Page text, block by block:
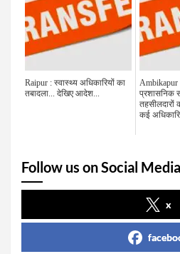
Raipur : स्वास्थ्य अधिकारियों का
तबादला... देखिए आदेश...
Ambikapur
प्रशासनिक
तहसीलदारों
कई
Follow us on Social Media
x